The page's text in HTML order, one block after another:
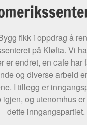
fikk i oppdrag å
på Kløfta. Vi
er endret, en cafe har
og diverse arbeid
I tillegg er
igjen, og utenomhus
dette inngangspartiet.